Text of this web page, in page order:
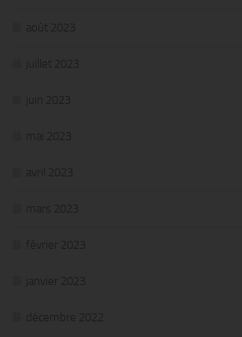
août 2023
juillet 2023
juin 2023
mai 2023
avril 2023
mars 2023
février 2023
janvier 2023
décembre 2022